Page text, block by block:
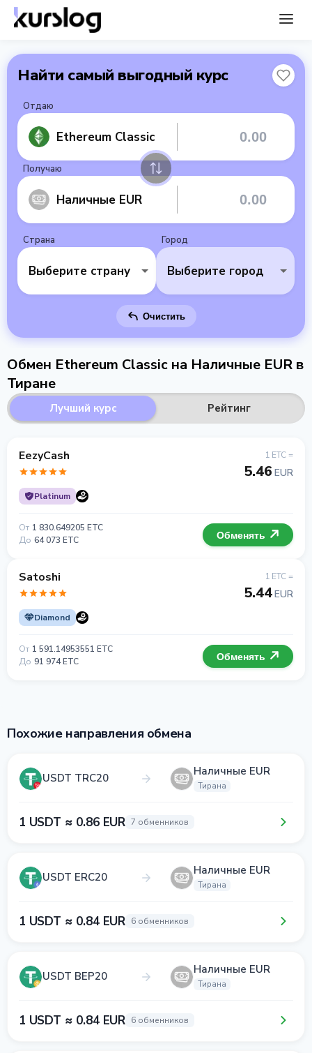
Найти самый выгодный курс
Отдаю
Ethereum Classic
Получаю
Наличные EUR
Страна
Выберите страну
Город
Выберите город
Очистить
Обмен Ethereum Classic на Наличные EUR в
Тиране
Лучший курс Рейтинг
EezyCash
Platinum
1 ETC =
5.46 EUR
От 1 830.649205 ETC
До 64 073 ETC Обменять
Satoshi
Diamond
1 ETC =
5.44EUR
От 1 591.14953551 ETC
До 91 974 ETC Обменять
Похожие направления обмена
USDT TRC20 Наличные EUR
Тирана
1 USDT ≈ 0.86 EUR 7 обменников
USDT ERC20 Наличные EUR
Тирана
1 USDT ≈ 0.84 EUR 6 обменников
USDT BEP20 Наличные EUR
Тирана
1 USDT ≈ 0.84 EUR 6 обменников